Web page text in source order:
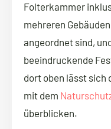
Folterkammer
mehreren
angeordnet sind,
beeindruckende
dort oben lässt sich
mit dem
überblicken.